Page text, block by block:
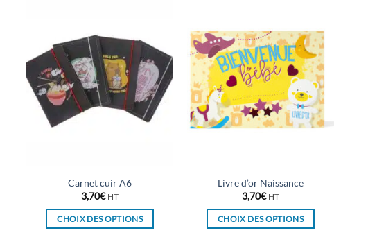
variations.
options
peuvent
être
choisies
produit
variations.
Les
options
peuvent
être
choisies
sur
du
produit
Carnet cuir A6
3,70€ HT
CHOIX DES OPTIONS
Livre d’or Naissance
3,70€ HT
CHOIX DES OPTIONS